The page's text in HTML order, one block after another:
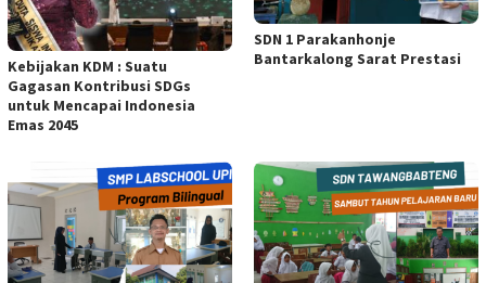
Kebijakan KDM : Suatu
Gagasan Kontribusi SDGs
untuk Mencapai Indonesia
Emas 2045
SDN 1 Parakanhonje
Bantarkalong Sarat Prestasi